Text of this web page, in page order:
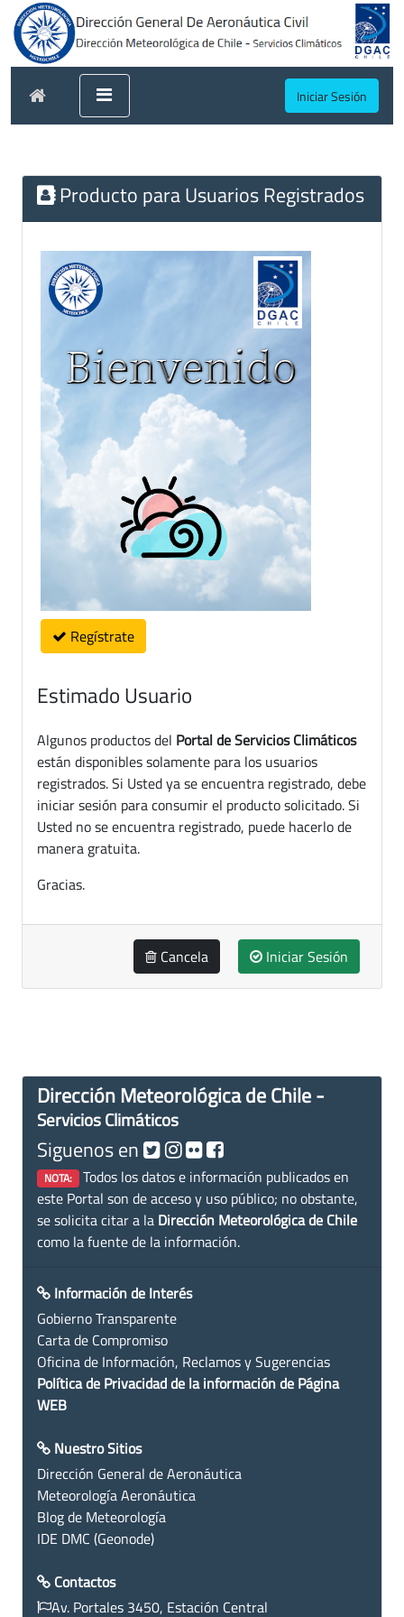
Iniciar Sesión
Producto para Usuarios Registrados
Regístrate
Estimado Usuario
Algunos productos del Portal de Servicios Climáticos
están disponibles solamente para los usuarios
registrados. Si Usted ya se encuentra registrado, debe
iniciar sesión para consumir el producto solicitado. Si
Usted no se encuentra registrado, puede hacerlo de
manera gratuita.
Gracias.
Cancela Iniciar Sesión
Dirección Meteorológica de Chile -
Servicios Climáticos
Siguenos en
NOTA: Todos los datos e información publicados en
este Portal son de acceso y uso público; no obstante,
se solicita citar a la Dirección Meteorológica de Chile
como la fuente de la información.
Información de Interés
Gobierno Transparente
Carta de Compromiso
Oficina de Información, Reclamos y Sugerencias
Política de Privacidad de la información de Página
WEB
Nuestro Sitios
Dirección General de Aeronáutica
Meteorología Aeronáutica
Blog de Meteorología
IDE DMC (Geonode)
Contactos
Av. Portales 3450, Estación Central